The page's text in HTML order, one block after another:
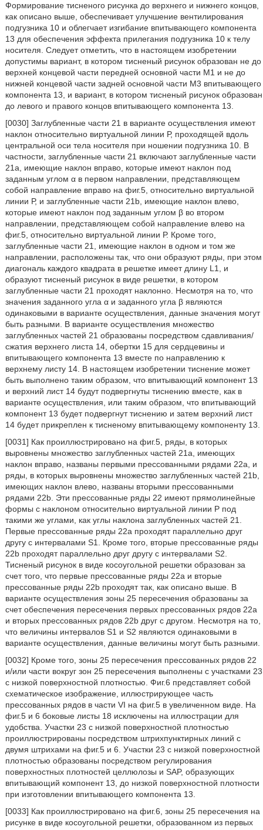
Формирование тисненого рисунка до верхнего и нижнего концов,
как описано выше, обеспечивает улучшение вентилирования
подгузника 10 и облегчает изгибание впитывающего компонента
13 для обеспечения эффекта прилегания подгузника 10 к телу
носителя. Следует отметить, что в настоящем изобретении
допустимы вариант, в котором тисненый рисунок образован не до
верхней концевой части передней основной части М1 и не до
нижней концевой части задней основной части М3 впитывающего
компонента 13, и вариант, в котором тисненый рисунок образован
до левого и правого концов впитывающего компонента 13.
[0030] Заглубленные части 21 в варианте осуществления имеют
наклон относительно виртуальной линии Р, проходящей вдоль
центральной оси тела носителя при ношении подгузника 10. В
частности, заглубленные части 21 включают заглубленные части
21а, имеющие наклон вправо, которые имеют наклон под
заданным углом α в первом направлении, представляющем
собой направление вправо на фиг.5, относительно виртуальной
линии Р, и заглубленные части 21b, имеющие наклон влево,
которые имеют наклон под заданным углом β во втором
направлении, представляющем собой направление влево на
фиг.5, относительно виртуальной линии Р. Кроме того,
заглубленные части 21, имеющие наклон в одном и том же
направлении, расположены так, что они образуют ряды, при этом
диагональ каждого квадрата в решетке имеет длину L1, и
образуют тисненый рисунок в виде решетки, в котором
заглубленные части 21 проходят наклонно. Несмотря на то, что
значения заданного угла α и заданного угла β являются
одинаковыми в варианте осуществления, данные значения могут
быть разными. В варианте осуществления множество
заглубленных частей 21 образованы посредством сдавливания/
сжатия верхнего листа 14, обертки 15 для сердцевины и
впитывающего компонента 13 вместе по направлению к
верхнему листу 14. В настоящем изобретении тиснение может
быть выполнено таким образом, что впитывающий компонент 13
и верхний лист 14 будут подвергнуты тиснению вместе, как в
варианте осуществления, или таким образом, что впитывающий
компонент 13 будет подвергнут тиснению и затем верхний лист
14 будет прикреплен к тисненому впитывающему компоненту 13.
[0031] Как проиллюстрировано на фиг.5, ряды, в которых
выровнены множество заглубленных частей 21а, имеющих
наклон вправо, названы первыми прессованными рядами 22а, и
ряды, в которых выровнены множество заглубленных частей 21b,
имеющих наклон влево, названы вторыми прессованными
рядами 22b. Эти прессованные ряды 22 имеют прямолинейные
формы с наклоном относительно виртуальной линии Р под
такими же углами, как углы наклона заглубленных частей 21.
Первые прессованные ряды 22а проходят параллельно друг
другу с интервалами S1. Кроме того, вторые прессованные ряды
22b проходят параллельно друг другу с интервалами S2.
Тисненый рисунок в виде косоугольной решетки образован за
счет того, что первые прессованные ряды 22а и вторые
прессованные ряды 22b проходят так, как описано выше. В
варианте осуществления зоны 25 пересечения образованы за
счет обеспечения пересечения первых прессованных рядов 22а
и вторых прессованных рядов 22b друг с другом. Несмотря на то,
что величины интервалов S1 и S2 являются одинаковыми в
варианте осуществления, данные величины могут быть разными.
[0032] Кроме того, зоны 25 пересечения прессованных рядов 22
и/или части вокруг зон 25 пересечения выполнены с участками 23
с низкой поверхностной плотностью. Фиг.6 представляет собой
схематическое изображение, иллюстрирующее часть
прессованных рядов в части VI на фиг.5 в увеличенном виде. На
фиг.5 и 6 боковые листы 18 исключены на иллюстрации для
удобства. Участки 23 с низкой поверхностной плотностью
проиллюстрированы посредством штрихпунктирных линий с
двумя штрихами на фиг.5 и 6. Участки 23 с низкой поверхностной
плотностью образованы посредством регулирования
поверхностных плотностей целлюлозы и SAP, образующих
впитывающий компонент 13, до низкой поверхностной плотности
при изготовлении впитывающего компонента 13.
[0033] Как проиллюстрировано на фиг.6, зоны 25 пересечения на
рисунке в виде косоугольной решетки, образованном из первых